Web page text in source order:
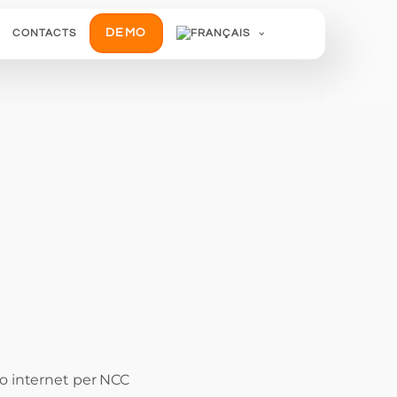
CONTACTS DEMO